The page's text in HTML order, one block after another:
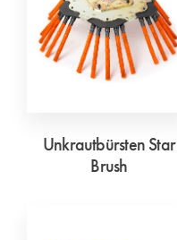
Unkrautbürsten Star
Brush